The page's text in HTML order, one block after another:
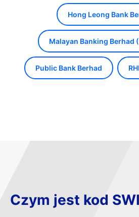
Hong Leong Bank
Malayan Banking Berhad
Public Bank Berhad
Czym jest kod